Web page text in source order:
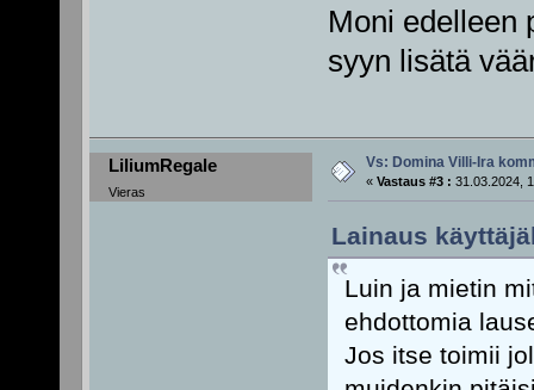
Moni edelleen
syyn lisätä
LiliumRegale
Vieras
Vs: Domina Villi-Ira
« Vastaus #3 : 31.03.2024,
Lainaus
Luin ja mietin
ehdottomia
Jos itse toimii